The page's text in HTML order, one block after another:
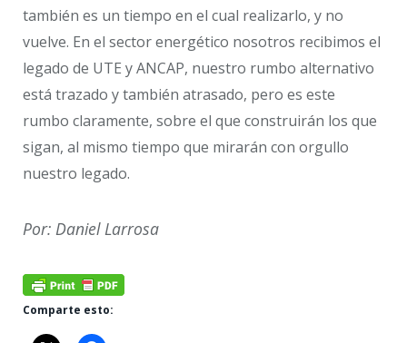
también es un tiempo en el cual realizarlo, y no
vuelve. En el sector energético nosotros recibimos el
legado de UTE y ANCAP, nuestro rumbo alternativo
está trazado y también atrasado, pero es este
rumbo claramente, sobre el que construirán los que
sigan, al mismo tiempo que mirarán con orgullo
nuestro legado.
Por: Daniel Larrosa
Comparte esto: